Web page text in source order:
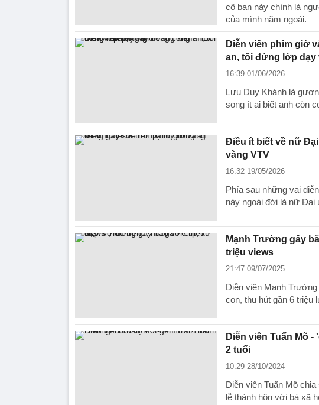
cô bạn này chính là
của mình năm ngoái.
Diễn viên phim giờ
an, tối đứng lớp dạy
16:39 01/06/2026
Lưu Duy Khánh là
song ít ai biết anh còn
Điều ít biết về nữ
vàng VTV
16:32 19/05/2026
Phía sau những vai
này ngoài đời là nữ Đại
Mạnh Trường gây
triệu views
21:47 09/07/2025
Diễn viên Mạnh
con, thu hút gần 6 triệu
Diễn viên Tuấn Mõ
2 tuổi
10:29 28/10/2024
Diễn viên Tuấn Mõ
lễ thành hôn với bà xã